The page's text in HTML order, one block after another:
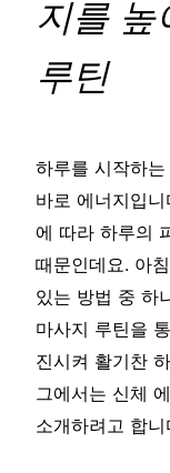
지를 높
루틴
하루를 시작하
바로 에너지입
에 따라 하루의
때문인데요. 아
있는 방법 중 하
마사지 루틴을
진시켜 활기찬
그에서는 신체
소개하려고 합니